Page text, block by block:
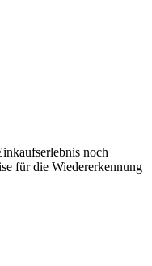
noch
für die Wiedererkennung